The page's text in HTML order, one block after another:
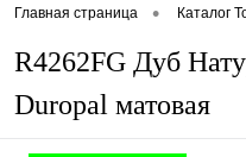
Главная страница • Каталог
R4262FG Дуб
Duropal матовая